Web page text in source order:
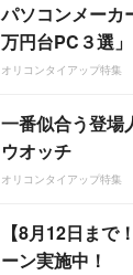
パソコンメーカ
万円台PC３選」
オリコンタイアップ特集
一番似合う登
ウオッチ
オリコンタイアップ特集
【8月12日まで
ーン実施中！